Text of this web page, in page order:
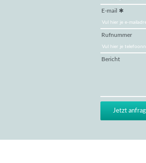
E-mail
Rufnummer
Bericht